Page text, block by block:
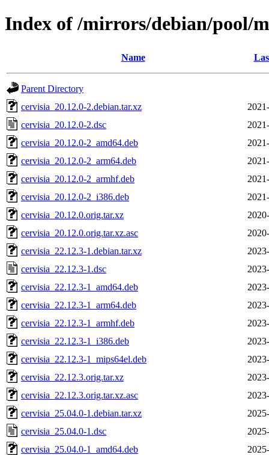
Index of /mirrors/debian/pool/
Name
Parent Directory
cervisia_20.12.0-2.debian.tar.xz
cervisia_20.12.0-2.dsc
cervisia_20.12.0-2_amd64.deb
cervisia_20.12.0-2_arm64.deb
cervisia_20.12.0-2_armhf.deb
cervisia_20.12.0-2_i386.deb
cervisia_20.12.0.orig.tar.xz
cervisia_20.12.0.orig.tar.xz.asc
cervisia_22.12.3-1.debian.tar.xz
cervisia_22.12.3-1.dsc
cervisia_22.12.3-1_amd64.deb
cervisia_22.12.3-1_arm64.deb
cervisia_22.12.3-1_armhf.deb
cervisia_22.12.3-1_i386.deb
cervisia_22.12.3-1_mips64el.deb
cervisia_22.12.3.orig.tar.xz
cervisia_22.12.3.orig.tar.xz.asc
cervisia_25.04.0-1.debian.tar.xz
cervisia_25.04.0-1.dsc
cervisia_25.04.0-1_amd64.deb